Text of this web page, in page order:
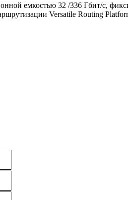
емкостью 32 /336 Гбит/с,
Versatile Routing